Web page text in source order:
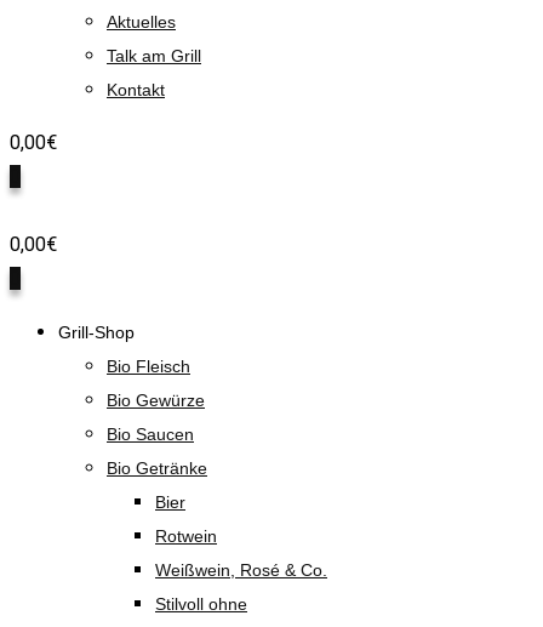
Aktuelles
Talk am Grill
Kontakt
0,00€
0,00€
Grill-Shop
Bio Fleisch
Bio Gewürze
Bio Saucen
Bio Getränke
Bier
Rotwein
Weißwein, Rosé & Co.
Stilvoll ohne